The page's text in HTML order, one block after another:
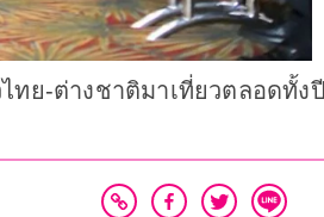
ทย-ต่างชาติมาเที่ยวตลอดทั้ง